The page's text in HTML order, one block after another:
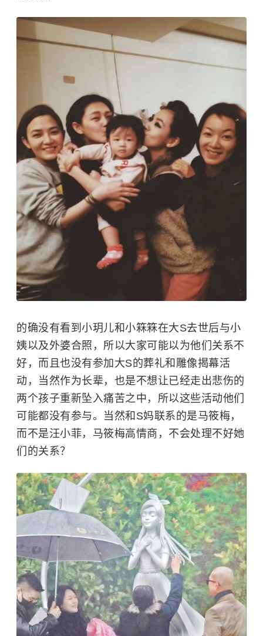
的确没有看到小玥儿和小箖箖在大S去世后与小
姨以及外婆合照，所以大家可能以为他们关系不
好，而且也没有参加大S的葬礼和雕像揭幕活
动，当然作为长辈，也是不想让已经走出悲伤的
两个孩子重新坠入痛苦之中，所以这些活动他们
可能都没有参与。当然和S妈联系的是马筱梅，
而不是汪小菲，马筱梅高情商，不会处理不好她
们的关系？